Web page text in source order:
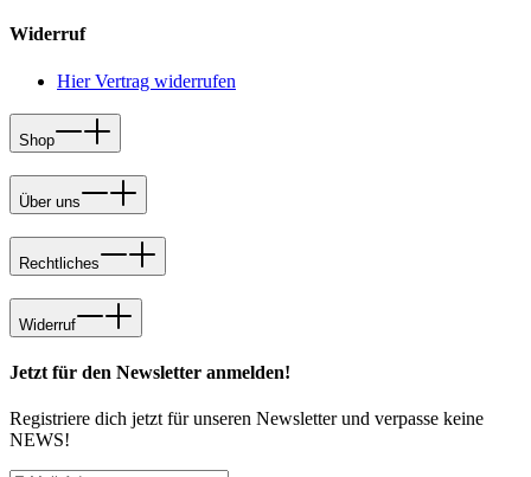
Widerruf
Hier Vertrag widerrufen
Shop
Über uns
Rechtliches
Widerruf
Jetzt für den Newsletter anmelden!
Registriere dich jetzt für unseren Newsletter und verpasse keine
NEWS!